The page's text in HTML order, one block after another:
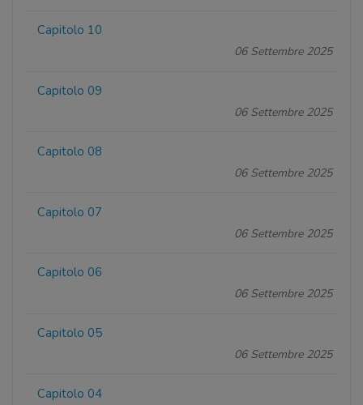
Capitolo 10
06 Settembre 2025
Capitolo 09
06 Settembre 2025
Capitolo 08
06 Settembre 2025
Capitolo 07
06 Settembre 2025
Capitolo 06
06 Settembre 2025
Capitolo 05
06 Settembre 2025
Capitolo 04